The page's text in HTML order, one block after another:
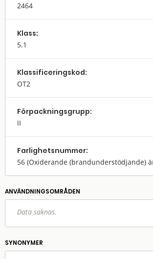
2464
Klass:
5.1
Klassifi­cerings­kod:
OT2
Förpack­nings­grupp:
II
Farlighets­nummer:
56 (Oxiderande (brandunderstödjande)
ANVÄNDNINGS­OMRÅDEN
Data saknas.
SYNONYMER